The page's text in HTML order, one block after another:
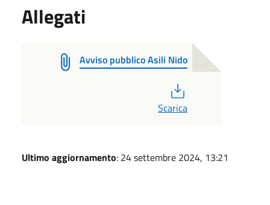
Allegati
Avviso pubblico Asili Nido
Scarica
Ultimo aggiornamento: 24 settembre 2024, 13:21